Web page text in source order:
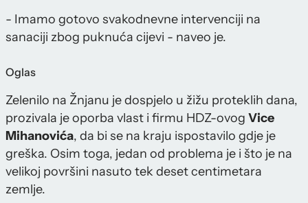
- Imamo gotovo svakodnevne intervenciji na
sanaciji zbog puknuća cijevi - naveo je.
Oglas
Zelenilo na Žnjanu je dospjelo u žižu proteklih dana,
prozivala je oporba vlast i firmu HDZ-ovog Vice
Mihanovića, da bi se na kraju ispostavilo gdje je
greška. Osim toga, jedan od problema je i što je na
velikoj površini nasuto tek deset centimetara
zemlje.